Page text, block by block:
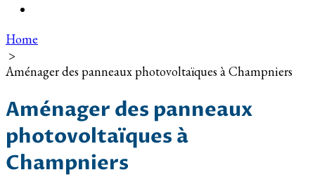
Home
>
Aménager des panneaux photovoltaïques à Champniers
Aménager des panneaux
photovoltaïques à
Champniers